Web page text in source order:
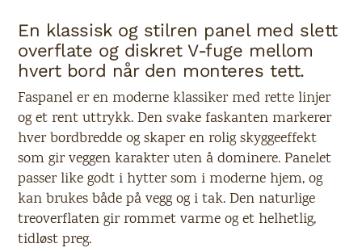
En klassisk og stilren panel med slett
overflate og diskret V-fuge mellom
hvert bord når den monteres tett.
Faspanel er en moderne klassiker med rette linjer
og et rent uttrykk. Den svake faskanten markerer
hver bordbredde og skaper en rolig skyggeeffekt
som gir veggen karakter uten å dominere. Panelet
passer like godt i hytter som i moderne hjem, og
kan brukes både på vegg og i tak. Den naturlige
treoverflaten gir rommet varme og et helhetlig,
tidløst preg.